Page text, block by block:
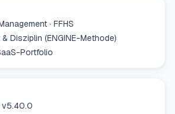
· FFHS
Disziplin (ENGINE-Methode)
Portfolio
v5.40.0